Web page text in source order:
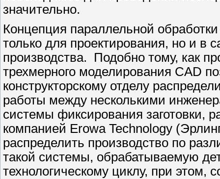
значительно.
Концепция параллельной
только для проектирования, но и в
производства. Подобно тому, как
трехмерного моделирования CAD
конструкторскому отделу
работы между несколькими
системы фиксирования заготовки,
компанией Erowa Technology
распределить производство по
такой системы, обрабатываемую
технологическому циклу, при этом,